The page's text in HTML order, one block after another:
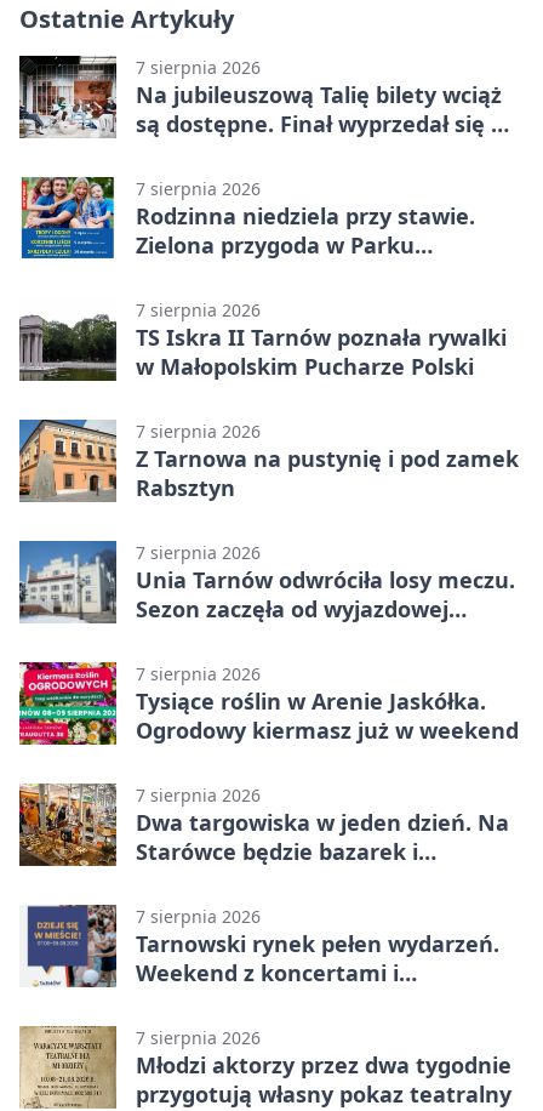
Ostatnie Artykuły
7 sierpnia 2026
Na jubileuszową Talię bilety wciąż
są dostępne. Finał wyprzedał się w
7 sierpnia 2026
Rodzinna niedziela przy stawie.
Zielona przygoda w Parku
7 sierpnia 2026
TS Iskra II Tarnów poznała rywalki
w Małopolskim Pucharze Polski
7 sierpnia 2026
Z Tarnowa na pustynię i pod zamek
Rabsztyn
7 sierpnia 2026
Unia Tarnów odwróciła losy meczu.
Sezon zaczęła od wyjazdowej
7 sierpnia 2026
Tysiące roślin w Arenie Jaskółka.
Ogrodowy kiermasz już w weekend
7 sierpnia 2026
Dwa targowiska w jeden dzień. Na
Starówce będzie bazarek i
7 sierpnia 2026
Tarnowski rynek pełen wydarzeń.
Weekend z koncertami i
7 sierpnia 2026
Młodzi aktorzy przez dwa tygodnie
przygotują własny pokaz teatralny